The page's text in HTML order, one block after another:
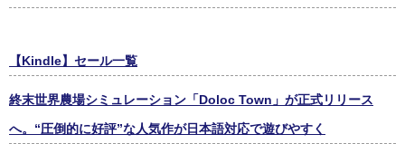
【Kindle】セール一覧
終末世界農場シミュレーション「Doloc Town」が正式リリース
へ。“圧倒的に好評”な人気作が日本語対応で遊びやすく